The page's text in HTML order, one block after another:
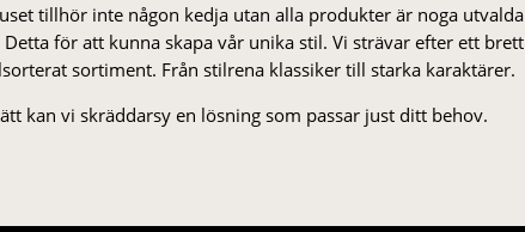
tillhör inte någon kedja utan alla produkter är noga utvalda
Detta för att kunna skapa vår unika stil. Vi strä­var efter ett brett
sor­ti­ment. Från stil­rena klas­siker till starka karaktärer.
kan vi skräddarsy en lösning som passar just ditt behov.